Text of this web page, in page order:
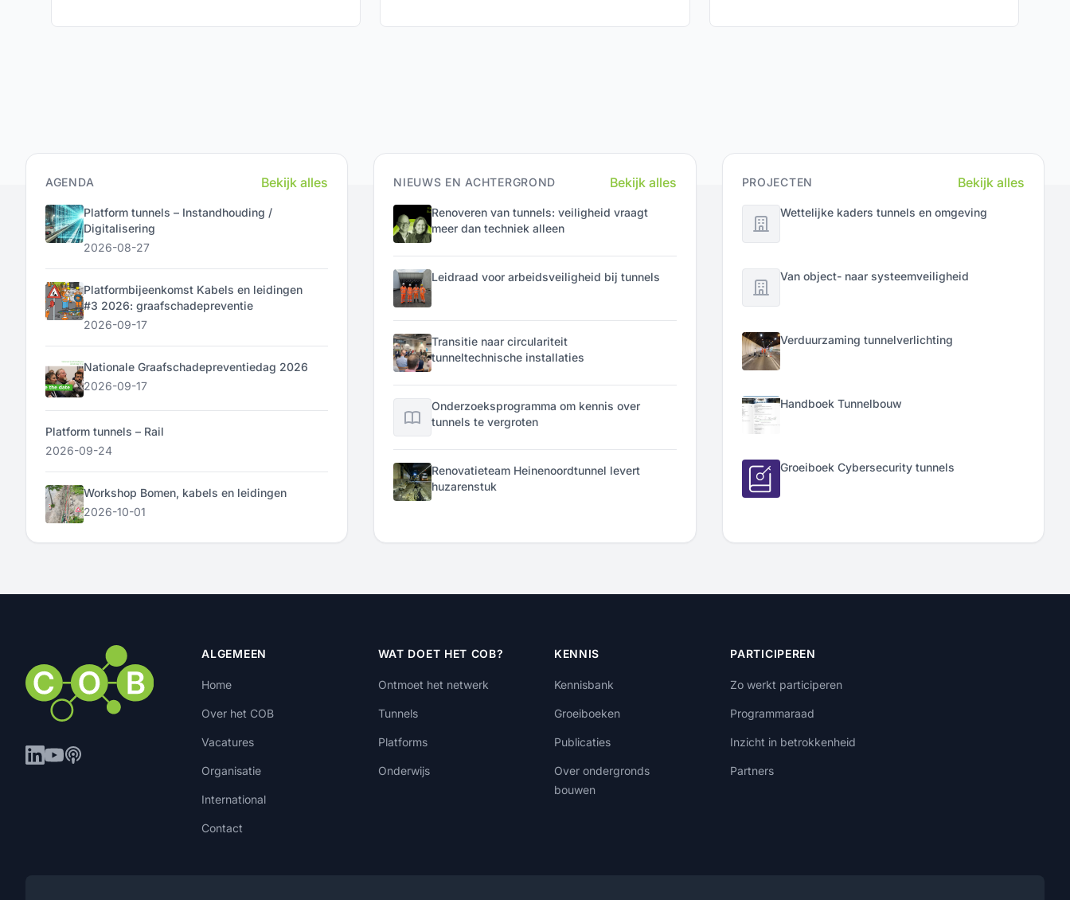
AGENDA Bekijk alles
Platform tunnels – Instandhouding /
Digitalisering
2026-08-27
Platformbijeenkomst Kabels en leidingen
#3 2026: graafschadepreventie
2026-09-17
Nationale Graafschadepreventiedag 2026
2026-09-17
Platform tunnels – Rail
2026-09-24
Workshop Bomen, kabels en leidingen
2026-10-01
NIEUWS EN ACHTERGROND Bekijk alles
Renoveren van tunnels: veiligheid vraagt
meer dan techniek alleen
Leidraad voor arbeidsveiligheid bij tunnels
Transitie naar circulariteit
tunneltechnische installaties
Onderzoeksprogramma om kennis over
tunnels te vergroten
Renovatieteam Heinenoordtunnel levert
huzarenstuk
PROJECTEN Bekijk alles
Wettelijke kaders tunnels en omgeving
Van object- naar systeemveiligheid
Verduurzaming tunnelverlichting
Handboek Tunnelbouw
Groeiboek Cybersecurity tunnels
ALGEMEEN
Home
Over het COB
Vacatures
Organisatie
International
Contact
WAT DOET HET COB?
Ontmoet het netwerk
Tunnels
Platforms
Onderwijs
KENNIS
Kennisbank
Groeiboeken
Publicaties
Over ondergronds
bouwen
PARTICIPEREN
Zo werkt participeren
Programmaraad
Inzicht in betrokkenheid
Partners